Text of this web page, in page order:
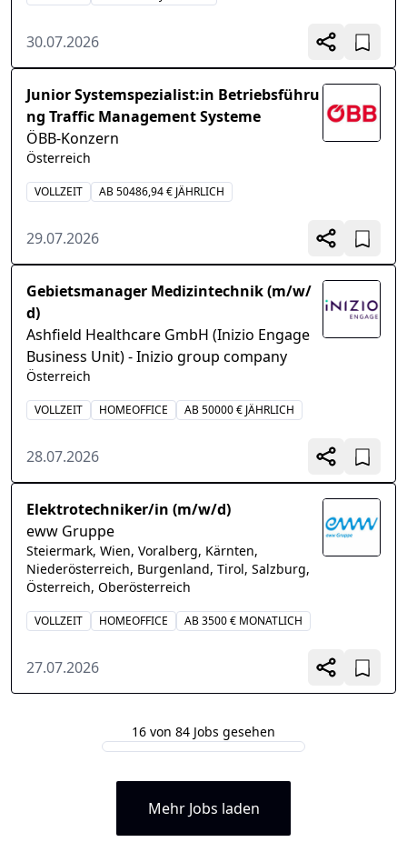
30.07.2026
Junior Systemspezialist:in Betriebsführu
ng Traffic Management Systeme
ÖBB-Konzern
Österreich
VOLLZEIT AB 50486,94 € JÄHRLICH
29.07.2026
Gebietsmanager Medizintechnik (m/w/
d)
Ashfield Healthcare GmbH (Inizio Engage
Business Unit) - Inizio group company
Österreich
VOLLZEIT HOMEOFFICE AB 50000 € JÄHRLICH
28.07.2026
Elektrotechniker/in (m/w/d)
eww Gruppe
Steiermark, Wien, Voralberg, Kärnten,
Niederösterreich, Burgenland, Tirol, Salzburg,
Österreich, Oberösterreich
VOLLZEIT HOMEOFFICE AB 3500 € MONATLICH
27.07.2026
16 von 84 Jobs gesehen
Mehr Jobs laden